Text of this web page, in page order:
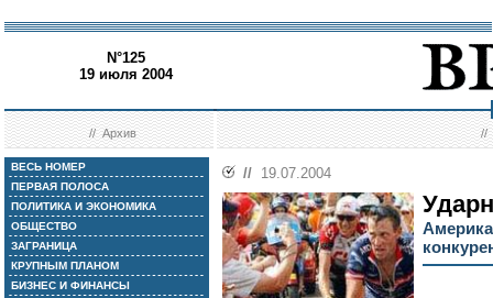
N°125
19 июля 2004
//Архив //
ВЕСЬ НОМЕР
ПЕРВАЯ ПОЛОСА
ПОЛИТИКА И ЭКОНОМИКА
ОБЩЕСТВО
ЗАГРАНИЦА
КРУПНЫМ ПЛАНОМ
БИЗНЕС И ФИНАНСЫ
// 19.07.2004